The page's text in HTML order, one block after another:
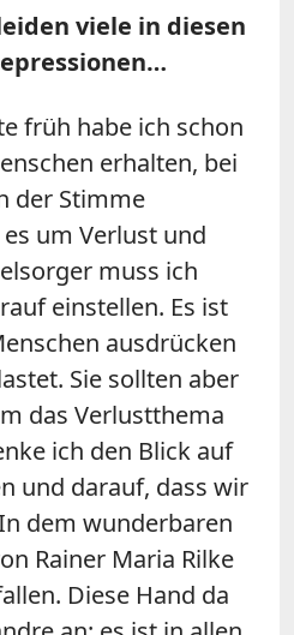
viele in diesen
früh habe ich schon
erhalten, bei
der Stimme
um Verlust und
muss ich
einstellen. Es ist
ausdrücken
Sie sollten aber
das Verlustthema
ich den Blick auf
und darauf, dass wir
dem wunderbaren
Rainer Maria Rilke
Diese Hand da